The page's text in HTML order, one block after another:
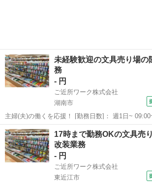
未経験歓迎の文具売り場の
務
- 円
ご近所ワーク株式会社
湖南市
主婦(夫)の働くを応援！ [勤務日数]： 週1日~ 09:00~12:00 [勤務地・最
寄駅]： 滋賀県湖南市平松北1丁目3番地 ユタカフ
滋賀 湖南市 営業
17時まで勤務OKの文具売
改装業務
- 円
ご近所ワーク株式会社
東近江市